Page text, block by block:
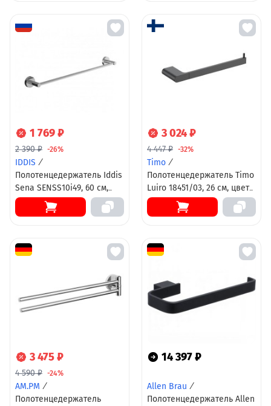
1 769 ₽
2 390 ₽ -26%
IDDIS /
Полотенцедержатель Iddis
Sena SENSS10i49, 60 см,
хром
3 024 ₽
4 447 ₽ -32%
Timo /
Полотенцедержатель Timo
Luiro 18451/03, 26 см, цвет
черный матовый
3 475 ₽
4 590 ₽ -24%
AM.PM /
Полотенцедержатель
14 397 ₽
Allen Brau /
Полотенцедержатель Allen